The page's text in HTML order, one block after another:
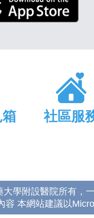
社區服
學附設醫院所有，
容 本網站建議以